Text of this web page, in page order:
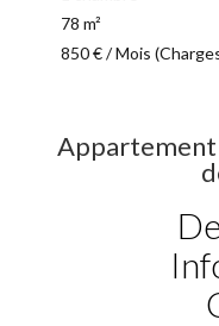
78 m²
850 € / Mois
Appartement